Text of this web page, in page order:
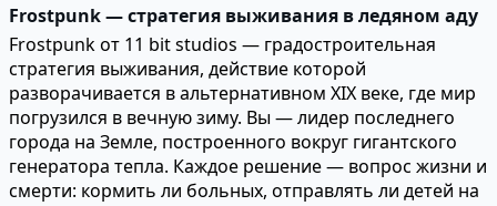
Frostpunk — стратегия выживания в ледяном аду
Frostpunk от 11 bit studios — градостроительная
стратегия выживания, действие которой
разворачивается в альтернативном XIX веке, где мир
погрузился в вечную зиму. Вы — лидер последнего
города на Земле, построенного вокруг гигантского
генератора тепла. Каждое решение — вопрос жизни и
смерти: кормить ли больных, отправлять ли детей на